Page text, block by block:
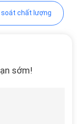
soát chất lượng
sớm!